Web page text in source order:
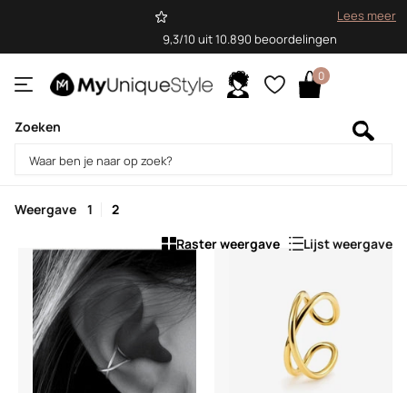
9,3/10 uit 10.890 beoordelingen
Lees meer
Zoeken
0
Homepage
Ear cuffs
Weergave 1
2
Raster weergave
Lijst weergave